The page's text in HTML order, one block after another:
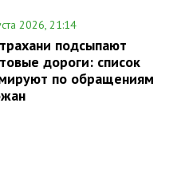
2026, 21:14
подсыпают
дороги: список
по обращениям